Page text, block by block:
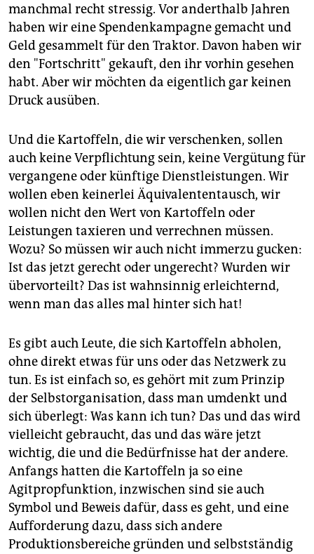
manchmal recht stressig. Vor anderthalb Jahren
haben wir eine Spendenkampagne gemacht und
Geld gesammelt für den Traktor. Davon haben wir
den "Fortschritt" gekauft, den ihr vorhin gesehen
habt. Aber wir möchten da eigentlich gar keinen
Druck ausüben.
Und die Kartoffeln, die wir verschenken, sollen
auch keine Verpflichtung sein, keine Vergütung für
vergangene oder künftige Dienstleistungen. Wir
wollen eben keinerlei Äquivalententausch, wir
wollen nicht den Wert von Kartoffeln oder
Leistungen taxieren und verrechnen müssen.
Wozu? So müssen wir auch nicht immerzu gucken:
Ist das jetzt gerecht oder ungerecht? Wurden wir
übervorteilt? Das ist wahnsinnig erleichternd,
wenn man das alles mal hinter sich hat!
Es gibt auch Leute, die sich Kartoffeln abholen,
ohne direkt etwas für uns oder das Netzwerk zu
tun. Es ist einfach so, es gehört mit zum Prinzip
der Selbstorganisation, dass man umdenkt und
sich überlegt: Was kann ich tun? Das und das wird
vielleicht gebraucht, das und das wäre jetzt
wichtig, die und die Bedürfnisse hat der andere.
Anfangs hatten die Kartoffeln ja so eine
Agitpropfunktion, inzwischen sind sie auch
Symbol und Beweis dafür, dass es geht, und eine
Aufforderung dazu, dass sich andere
Produktionsbereiche gründen und selbstständig